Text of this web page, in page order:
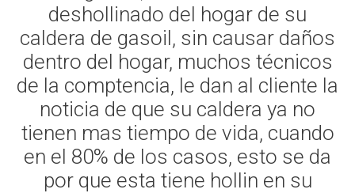
deshollinado del hogar de su
caldera de gasoil, sin causar daños
dentro del hogar, muchos técnicos
de la comptencia, le dan al cliente la
noticia de que su caldera ya no
tienen mas tiempo de vida, cuando
en el 80% de los casos, esto se da
por que esta tiene hollin en su